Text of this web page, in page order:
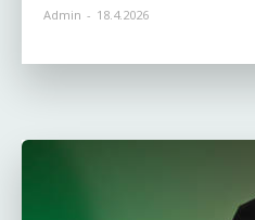
Admin - 18.4.2026